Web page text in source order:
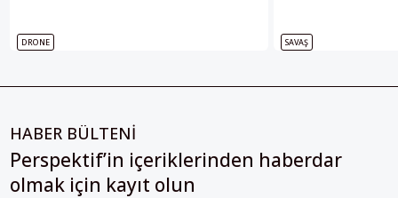
DRONE SAVAŞ
HABER BÜLTENİ
Perspektif’in içeriklerinden haberdar
olmak için kayıt olun